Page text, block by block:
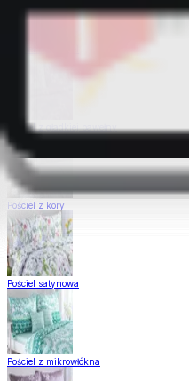
Pościel z gładkiej bawełny
Pościel z kory
Pościel satynowa
Pościel z mikrowłókna